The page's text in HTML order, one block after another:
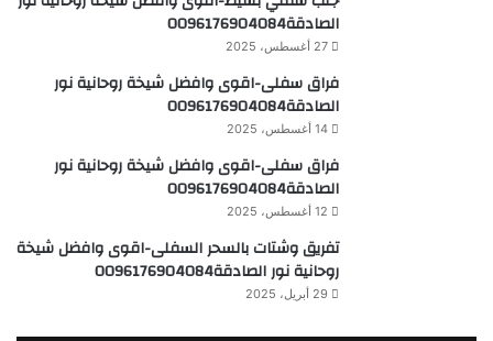
الصادقة0096176904084
27 أغسطس، 2025
فراق سفلى-اقوى وافضل شيخة روحانية نور
الصادقة0096176904084
14 أغسطس، 2025
فراق سفلى-اقوى وافضل شيخة روحانية نور
الصادقة0096176904084
12 أغسطس، 2025
تفريق وشتات بالسحر السفلى-اقوى وافضل شيخة
روحانية نور الصادقة0096176904084
29 أبريل، 2025